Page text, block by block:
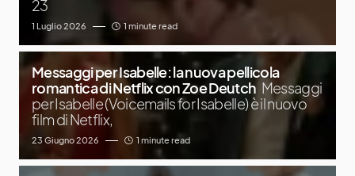
23
1 Luglio 2026 1 minute read
Messaggi per Isabelle: la nuova pellicola
romantica di Netflix con Zoe Deutch Messaggi
per Isabelle (Voicemails for Isabelle) è il nuovo
film di Netflix,
23 Giugno 2026 1 minute read